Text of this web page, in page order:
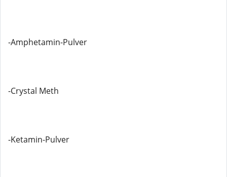
-Amphetamin-Pulver
-Crystal Meth
-Ketamin-Pulver